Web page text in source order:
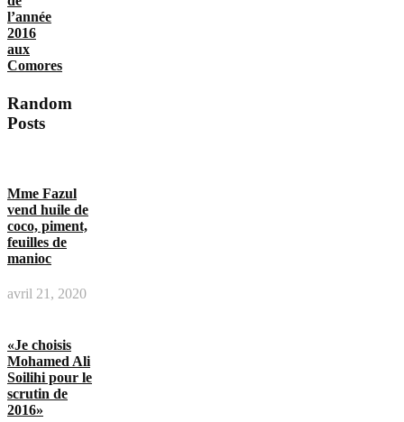
l’année
2016
aux
Comores
Random
Posts
Mme Fazul
vend huile de
coco, piment,
feuilles de
manioc
avril 21, 2020
«Je choisis
Mohamed Ali
Soilihi pour le
scrutin de
2016»